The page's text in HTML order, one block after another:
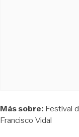
Más sobre: Festival
Francisco Vidal